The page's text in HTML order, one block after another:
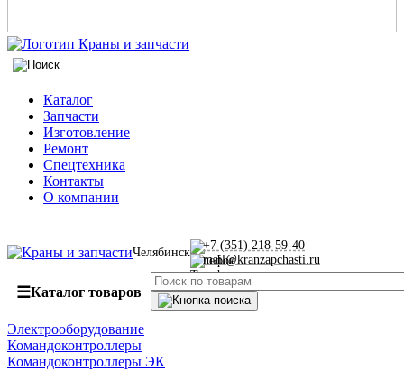
Каталог
Запчасти
Изготовление
Ремонт
Спецтехника
Контакты
О компании
Челябинск
+7 (351) 218-59-40
mail@kranzapchasti.ru
☰Каталог товаров
Электрооборудование
Командоконтроллеры
Командоконтроллеры ЭК